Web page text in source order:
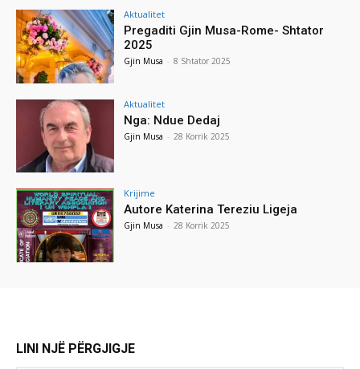
Aktualitet
Pregaditi Gjin Musa-Rome- Shtator
2025
Gjin Musa - 8 Shtator 2025
Aktualitet
Nga: Ndue Dedaj
Gjin Musa - 28 Korrik 2025
Krijime
Autore Katerina Tereziu Ligeja
Gjin Musa - 28 Korrik 2025
LINI NJË PËRGJIGJE